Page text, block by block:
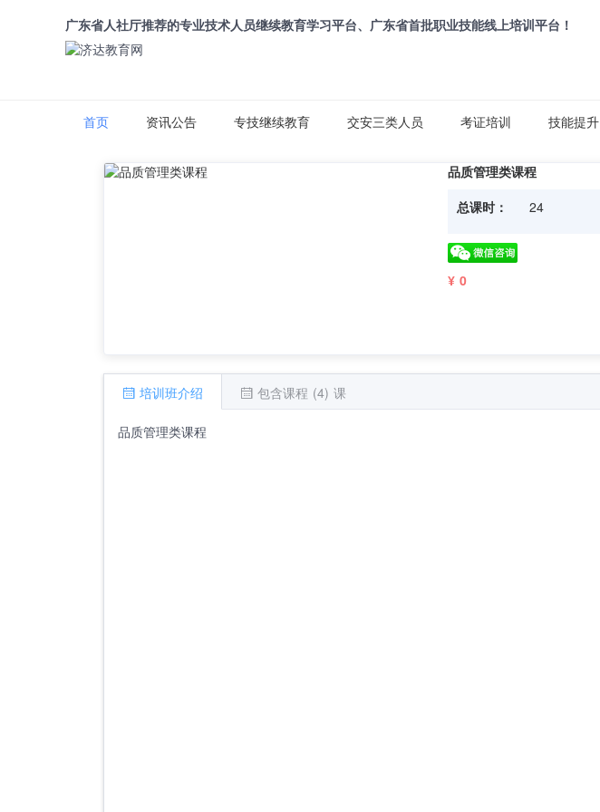
广东省人社厅推荐的专业技术人员继续教育学习平台、广东省首批职业技能线上培训平台！
首页 资讯公告 专技继续教育 交安三类人员 考证培训 技能提升
品质管理类课程
总课时：
24
¥ 0
培训班介绍 包含课程 (4) 课
品质管理类课程